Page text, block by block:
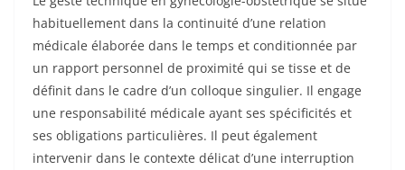
habituellement dans la continuité d’une relation
médicale élaborée dans le temps et conditionnée par
un rapport personnel de proximité qui se tisse et de
définit dans le cadre d’un colloque singulier. Il engage
une responsabilité médicale ayant ses spécificités et
ses obligations particulières. Il peut également
intervenir dans le contexte délicat d’une interruption